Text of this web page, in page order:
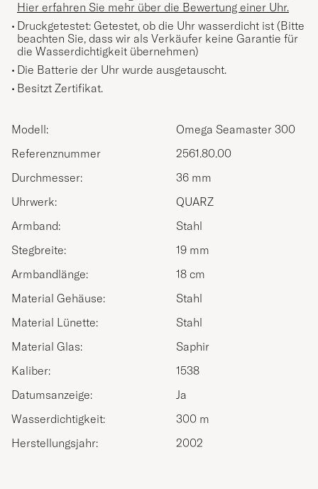
Hier erfahren Sie mehr über die Bewertung einer Uhr.
Druckgetestet: Getestet, ob die Uhr wasserdicht ist (Bitte
beachten Sie, dass wir als Verkäufer keine Garantie für
die Wasserdichtigkeit übernehmen)
Die Batterie der Uhr wurde ausgetauscht.
Besitzt Zertifikat.
Modell:
Omega Seamaster 300
Referenznummer
2561.80.00
Durchmesser:
36 mm
Uhrwerk:
QUARZ
Armband:
Stahl
Stegbreite:
19 mm
Armbandlänge:
18 cm
Material Gehäuse:
Stahl
Material Lünette:
Stahl
Material Glas:
Saphir
Kaliber:
1538
Datumsanzeige:
Ja
Wasserdichtigkeit:
300 m
Herstellungsjahr:
2002